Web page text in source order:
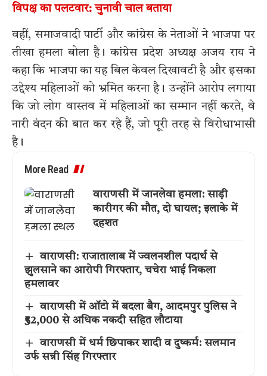
विपक्ष का पलटवार: चुनावी चाल बताया
वहीं, समाजवादी पार्टी और कांग्रेस के नेताओं ने भाजपा पर
तीखा हमला बोला है। कांग्रेस प्रदेश अध्यक्ष अजय राय ने
कहा कि भाजपा का यह बिल केवल दिखावटी है और इसका
उद्देश्य महिलाओं को भ्रमित करना है। उन्होंने आरोप लगाया
कि जो लोग वास्तव में महिलाओं का सम्मान नहीं करते, वे
नारी वंदन की बात कर रहे हैं, जो पूरी तरह से विरोधाभासी
है।
More Read
वाराणसी में जानलेवा हमला: साड़ी
कारीगर की मौत, दो घायल; इलाके में
दहशत
वाराणसी: राजातालाब में ज्वलनशील पदार्थ से
झुलसाने का आरोपी गिरफ्तार, चचेरा भाई निकला
हमलावर
वाराणसी में ऑटो में बदला बैग, आदमपुर पुलिस ने
₹52,000 से अधिक नकदी सहित लौटाया
वाराणसी में धर्म छिपाकर शादी व दुष्कर्म: सलमान
उर्फ सन्नी सिंह गिरफ्तार